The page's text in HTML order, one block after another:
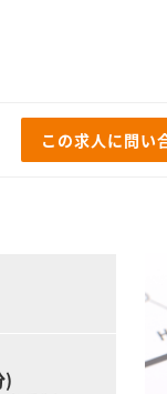
この求人に問い
)